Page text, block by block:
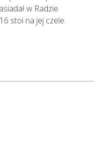
w Radzie
stoi na jej czele.